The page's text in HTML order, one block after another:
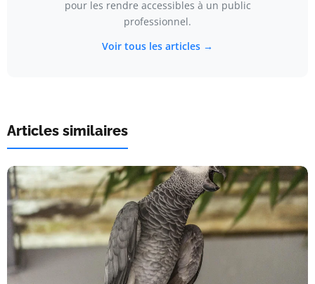
pour les rendre accessibles à un public
professionnel.
Voir tous les articles →
Articles similaires